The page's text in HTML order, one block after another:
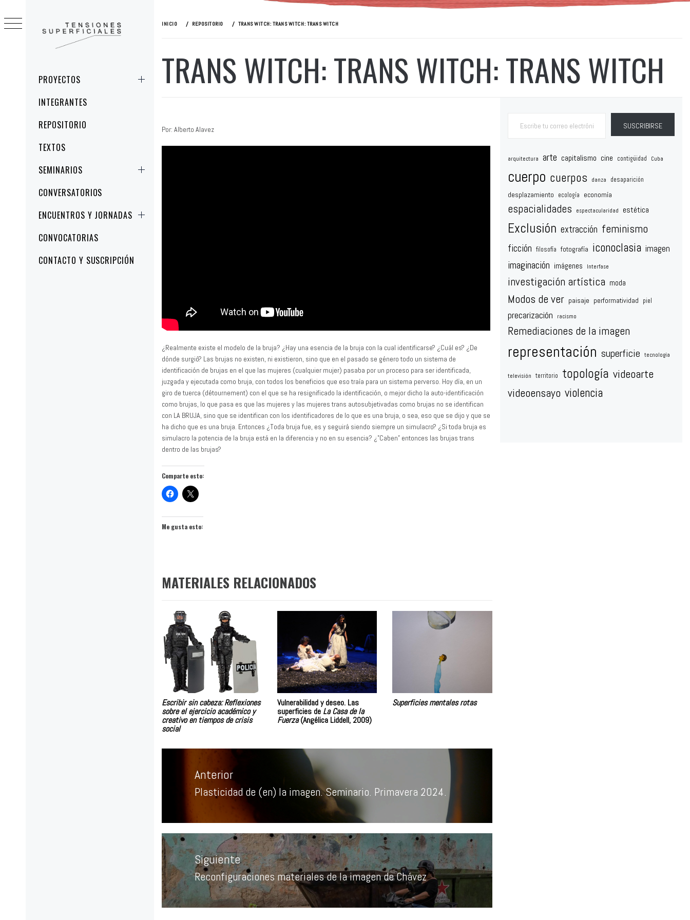
principalPROYECTOS
INTEGRANTES
REPOSITORIO
TEXTOS
SEMINARIOS
CONVERSATORIOS
ENCUENTROS Y JORNADAS
CONVOCATORIAS
CONTACTO Y SUSCRIPCIÓN
al
contenido
INICIO REPOSITORIO TRANS WITCH: TRANS WITCH: TRANS WITCH
TRANS WITCH: TRANS WITCH: TRANS WITCH
Por: Alberto Alavez
¿Realmente existe el modelo de la bruja? ¿Hay una esencia de la bruja con la cual identificarse? ¿Cuál es? ¿De
dónde surgió? Las brujas no existen, ni existieron, sino que en el pasado se género todo un sistema de
identificación de brujas en el que las mujeres (cualquier mujer) pasaba por un proceso para ser identificada,
juzgada y ejecutada como bruja, con todos los beneficios que eso traía para un sistema perverso. Hoy día, en un
giro de tuerca (détournement) con el que se ha resignificado la identificación, o mejor dicho la auto-identificación
como brujas, lo que pasa es que las mujeres y las mujeres trans autosubjetivadas como brujas no se identifican
con LA BRUJA, sino que se identifican con los identificadores de lo que es una bruja, o sea, eso que se dijo y que se
ha dicho que es una bruja. Entonces ¿Toda bruja fue, es y seguirá siendo siempre un simulacro? ¿Si toda bruja es
simulacro la potencia de la bruja está en la diferencia y no en su esencia? ¿”Caben” entonces las brujas trans
dentro de las brujas?
Comparte esto:
Me gusta esto:
MATERIALES RELACIONADOS
Escribir sin cabeza: Reflexiones
sobre el ejercicio académico y
creativo en tiempos de crisis
social
Vulnerabilidad y deseo. Las
superficies de La Casa de la
Fuerza(Angélica Liddell, 2009)
Superficies mentales rotas
Navegación
entradasAnterior
Entrada
anterior:
Plasticidad de (en) la imagen. Seminario. Primavera 2024.
Siguiente
Entrada
siguiente:
Reconfiguraciones materiales de la imagen de Chávez
SUSCRIBIRSE
arquitectura arte capitalismo cine contigüidad Cuba
cuerpo cuerpos danza desaparición
desplazamiento ecología economía
espacialidades espectacularidad estética
Exclusión extracción feminismo
ficción filosofía fotografía iconoclasia imagen
imaginación imágenes Interfase
investigación artística moda
Modos de ver paisaje performatividad piel
precarización racismo
Remediaciones de la imagen
representación superficie tecnología
televisión territorio topología videoarte
videoensayo violencia